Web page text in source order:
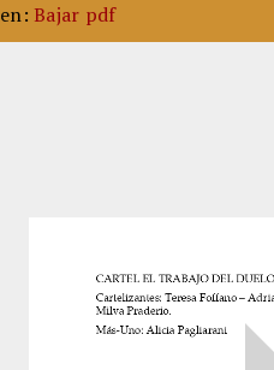
en:Bajar pdf